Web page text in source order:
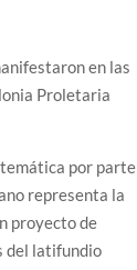
en las
Proletaria
por parte
representa la
proyecto de
del latifundio